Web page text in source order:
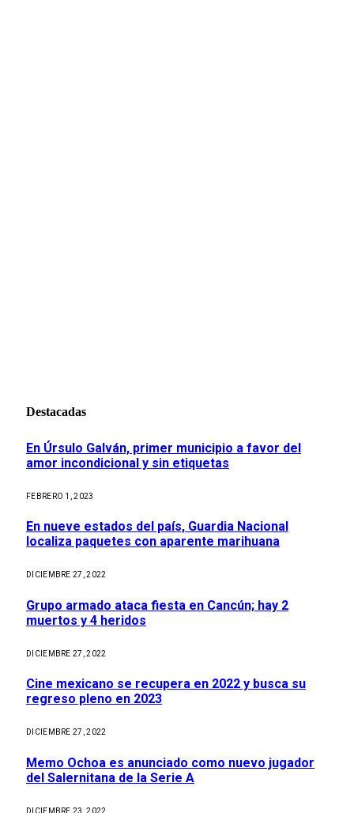
Destacadas
En Úrsulo Galván, primer municipio a favor del
amor incondicional y sin etiquetas
FEBRERO 1, 2023
En nueve estados del país, Guardia Nacional
localiza paquetes con aparente marihuana
DICIEMBRE 27, 2022
Grupo armado ataca fiesta en Cancún; hay 2
muertos y 4 heridos
DICIEMBRE 27, 2022
Cine mexicano se recupera en 2022 y busca su
regreso pleno en 2023
DICIEMBRE 27, 2022
Memo Ochoa es anunciado como nuevo jugador
del Salernitana de la Serie A
DICIEMBRE 23, 2022